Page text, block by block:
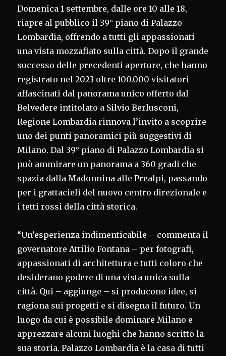
Domenica 1 settembre, dalle ore 10 alle 18,
riapre al pubblico il 39° piano di Palazzo
Lombardia, offrendo a tutti gli appassionati
una vista mozzafiato sulla città. Dopo il grande
successo delle precedenti aperture, che hanno
registrato nel 2023 oltre 100.000 visitatori
affascinati dal panorama unico offerto dal
Belvedere intitolato a Silvio Berlusconi,
Regione Lombardia rinnova l’invito a scoprire
uno dei punti panoramici più suggestivi di
Milano. Dal 39° piano di Palazzo Lombardia si
può ammirare un panorama a 360 gradi che
spazia dalla Madonnina alle Prealpi, passando
per i grattacieli del nuovo centro direzionale e
i tetti rossi della città storica.
“Un’esperienza indimenticabile – commenta il
governatore Attilio Fontana – per fotografi,
appassionati di architettura e tutti coloro che
desiderano godere di una vista unica sulla
città. Qui – aggiunge – si producono idee, si
ragiona sui progetti e si disegna il futuro. Un
luogo da cui è possibile dominare Milano e
apprezzare alcuni luoghi che hanno scritto la
sua storia. Palazzo Lombardia è la casa di tutti